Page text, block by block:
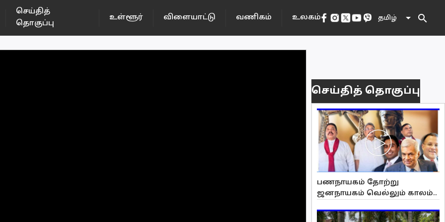
செய்தித்
தொகுப்பு
உள்ளூர் விளையாட்டு வணிகம் உலகம் தமிழ் search
செய்தித் தொகுப்பு
பணநாயகம் தோற்று
ஜனநாயகம் வெல்லும் காலம்..